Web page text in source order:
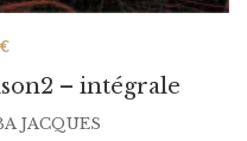
– intégrale
€
JACQUES